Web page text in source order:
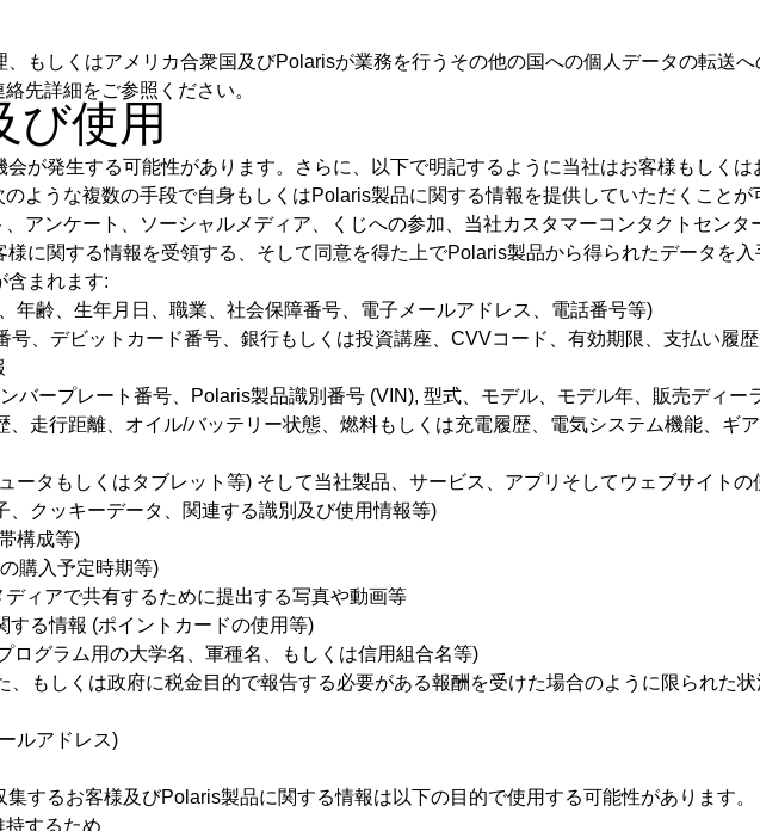
もしくはアメリカ合衆国及びPolarisが業務を行うその他の国への個人データの転送
先詳細をご参照ください。
び使用
が発生する可能性があります。さらに、以下で明記するように当社はお客様もしく
ような複数の手段で自身もしくはPolaris製品に関する情報を提供していただくことが
アンケート、ソーシャルメディア、くじへの参加、当社カスタマーコンタクトセンタ
に関する情報を受領する、そして同意を得た上でPolaris製品から得られたデータを入
含まれます:
年齢、生年月日、職業、社会保障番号、電子メールアドレス、電話番号等)
、デビットカード番号、銀行もしくは投資講座、CVVコード、有効期限、支払い履
バープレート番号、Polaris製品識別番号 (VIN), 型式、モデル、モデル年、販売ディー
走行距離、オイル/バッテリー状態、燃料もしくは充電履歴、電気システム機能、ギ
ータもしくはタブレット等) そして当社製品、サービス、アプリそしてウェブサイト
、クッキーデータ、関連する識別及び使用情報等)
構成等)
購入予定時期等)
ィアで共有するために提出する写真や動画等
る情報 (ポイントカードの使用等)
ログラム用の大学名、軍種名、もしくは信用組合名等)
もしくは政府に税金目的で報告する必要がある報酬を受けた場合のように限られた
ルアドレス)
するお客様及びPolaris製品に関する情報は以下の目的で使用する可能性があります。
するため